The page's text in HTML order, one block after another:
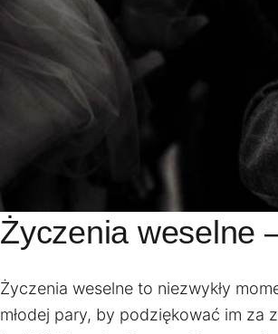
Życzenia weselne
Życzenia weselne to niezwykły
młodej pary, by podziękować im